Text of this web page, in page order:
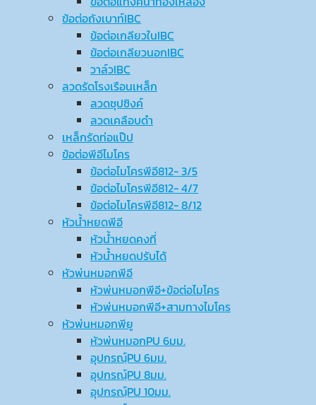
ข้อต่อถังเบาท์IBC
ข้อต่อเกลียวในIBC
ข้อต่อเกลียวนอกIBC
วาล์วIBC
ลวดรัดโรงเรือนเหล็ก
ลวดชุปซิงค์
ลวดเคลือบดำ
เหล็กรัดท่อแป๊ป
ข้อต่อพีอีไมโคร
ข้อต่อไมโครพีอี812- 3/5
ข้อต่อไมโครพีอี812- 4/7
ข้อต่อไมโครพีอี812- 8/12
หัวน้ำหยดพีอี
หัวน้ำหยดคงที่
หัวน้ำหยดปรับได้
หัวพ่นหมอกพีอี
หัวพ่นหมอกพีอี+ข้อต่อไมโคร
หัวพ่นหมอกพีอี+สามทางไมโคร
หัวพ่นหมอกพียู
หัวพ่นหมอกPU 6มม.
อุปกรณ์ฺPU 6มม.
อุปกรณ์ฺPU 8มม.
อุปกรณ์ฺPU 10มม.